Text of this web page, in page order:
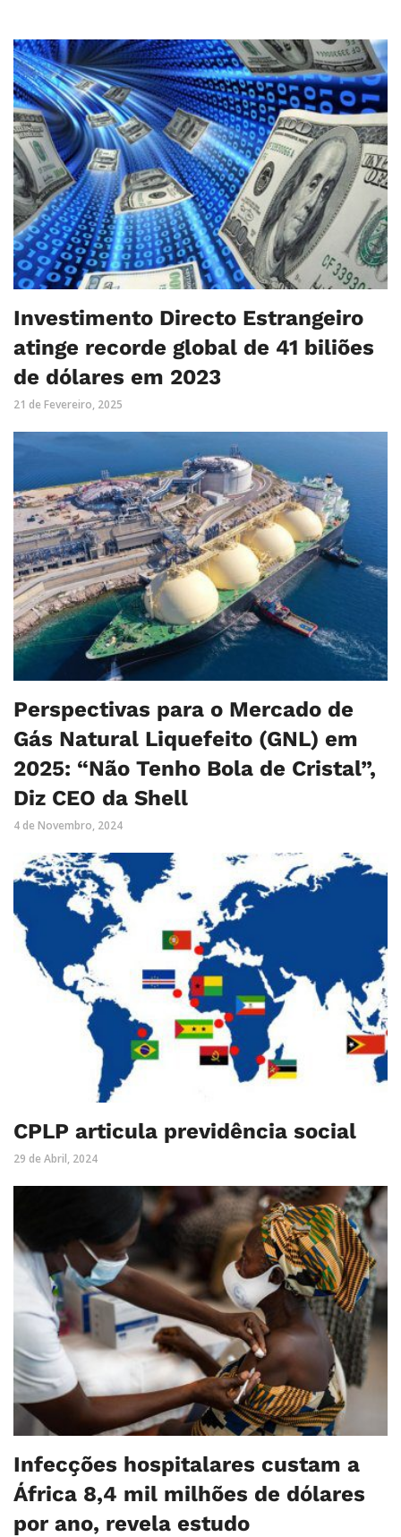
Investimento Directo Estrangeiro
atinge recorde global de 41 biliões
de dólares em 2023
21 de Fevereiro, 2025
Perspectivas para o Mercado de
Gás Natural Liquefeito (GNL) em
2025: “Não Tenho Bola de Cristal”,
Diz CEO da Shell
4 de Novembro, 2024
CPLP articula previdência social
29 de Abril, 2024
Infecções hospitalares custam a
África 8,4 mil milhões de dólares
por ano, revela estudo